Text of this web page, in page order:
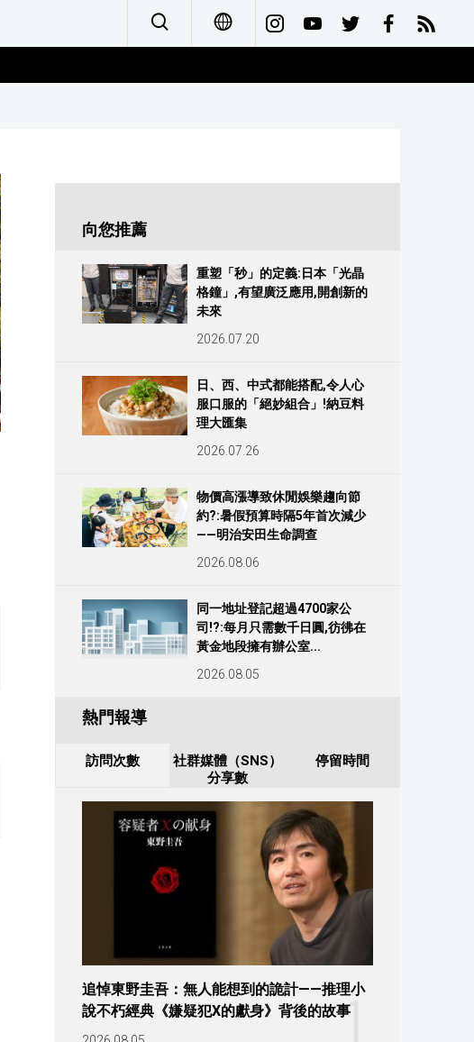
العربية
Русский
向您推薦
重塑「秒」的定義:日本「光晶
格鐘」,有望廣泛應用,開創新的
未來
2026.07.20
日、西、中式都能搭配,令人心
服口服的「絕妙組合」!納豆料
理大匯集
2026.07.26
物價高漲導致休閒娛樂趨向節
約?:暑假預算時隔5年首次減少
——明治安田生命調查
2026.08.06
同一地址登記超過4700家公
司!?:每月只需數千日圓,彷彿在
黃金地段擁有辦公室...
2026.08.05
熱門報導
訪問次數
社群媒體（SNS）
分享數
停留時間
追悼東野圭吾：無人能想到的詭計——推理小
說不朽經典《嫌疑犯X的獻身》背後的故事